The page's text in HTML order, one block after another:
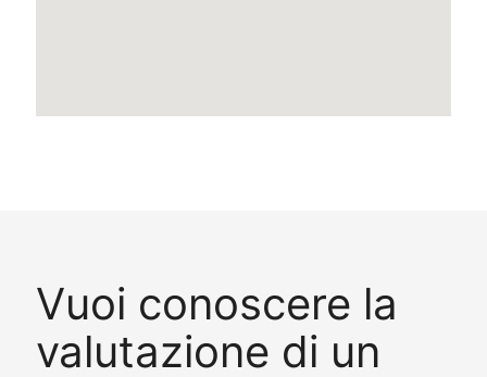
Vuoi conoscere la
valutazione di un